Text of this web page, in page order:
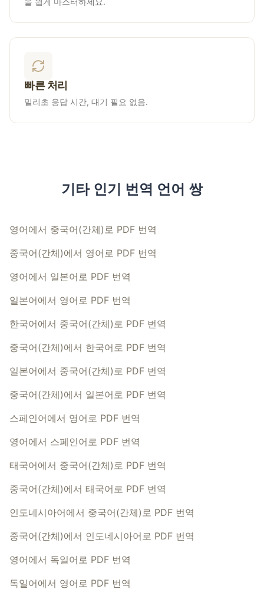
빠른 처리
밀리초 응답 시간, 대기 필요 없음.
기타 인기 번역 언어 쌍
영어에서 중국어(간체)로 PDF 번역
중국어(간체)에서 영어로 PDF 번역
영어에서 일본어로 PDF 번역
일본어에서 영어로 PDF 번역
한국어에서 중국어(간체)로 PDF 번역
중국어(간체)에서 한국어로 PDF 번역
일본어에서 중국어(간체)로 PDF 번역
중국어(간체)에서 일본어로 PDF 번역
스페인어에서 영어로 PDF 번역
영어에서 스페인어로 PDF 번역
태국어에서 중국어(간체)로 PDF 번역
중국어(간체)에서 태국어로 PDF 번역
인도네시아어에서 중국어(간체)로 PDF 번역
중국어(간체)에서 인도네시아어로 PDF 번역
영어에서 독일어로 PDF 번역
독일어에서 영어로 PDF 번역